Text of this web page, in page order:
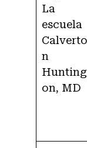
La
escuela
Calverto
n
on, MD